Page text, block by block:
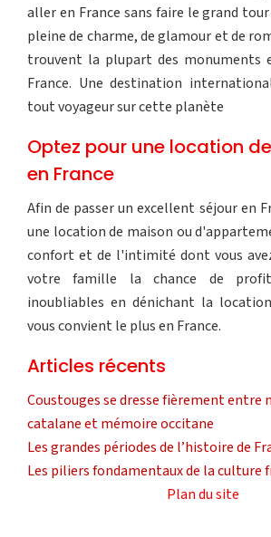
aller en France sans faire le grand
pleine de charme, de glamour et de
trouvent la plupart des monuments
France. Une destination
tout voyageur sur cette planète
Optez pour une location
en France
Afin de passer un excellent séjour en
une location de maison ou
confort et de l'intimité dont vous
votre famille la chance de
inoubliables en dénichant la
vous convient le plus en France.
Articles récents
Coustouges se dresse fièrement entre
catalane et mémoire occitane
Les grandes périodes de l’histoire de
Les piliers fondamentaux de la culture
Plan du site